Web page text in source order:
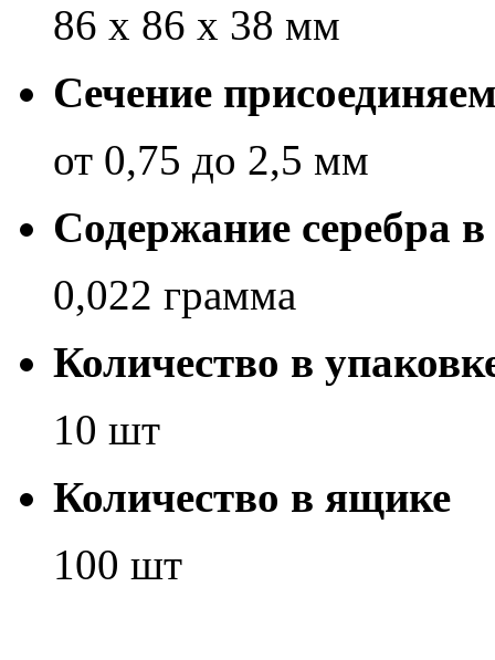
86 х 86 х 38 мм
Сечение
от 0,75 до 2,5 мм
Содержание серебра в
0,022 грамма
Количество в
10 шт
Количество в ящике
100 шт